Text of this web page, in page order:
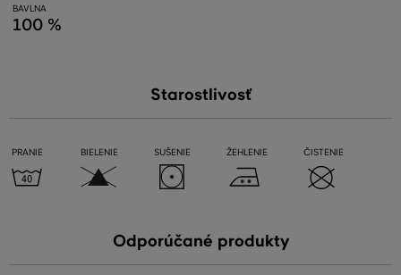
BAVLNA
100 %
Starostlivosť
PRANIE BIELENIE SUŠENIE ŽEHLENIE ČISTENIE
Odporúčané produkty